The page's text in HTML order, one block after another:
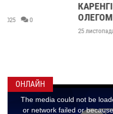
КАРЕНГІНИМ ТА
ОЛЕГОМ ЛІЩИНСЬКИМ
0
ОНЛАЙН